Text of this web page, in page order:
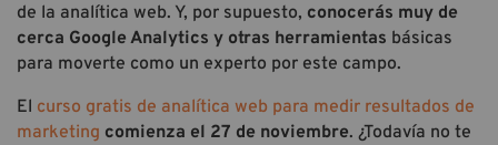
de la analítica web. Y, por supuesto, conocerás muy de
cerca Google Analytics y otras herramientas básicas
para moverte como un experto por este campo.
El curso gratis de analítica web para medir resultados de
marketing comienza el 27 de noviembre. ¿Todavía no te